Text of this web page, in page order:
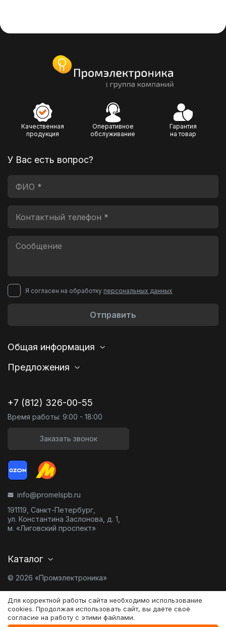
0
Качественная
продукция
Оперативное
обслуживание
Гарантия
на товар
У Вас есть вопрос?
Я согласен на обработку персональных данных
Отправить
Общая информация
Предложения
+7 (812) 326-00-55
Время работы: 9:00 - 18:00
Заказать звонок
info@promelspb.ru
191119, Санкт-Петербург,
ул. Константина Заслонова, д. 1,
м. «Лиговский проспект»
Каталог
© 2026 «Промэлектроника»
Карта сайта
Разработано в
Для корректной работы сайта необходимо использование
cookies. Продолжая использовать сайт, вы даёте своё
согласие на работу с этими файлами.